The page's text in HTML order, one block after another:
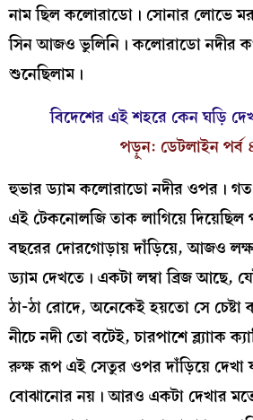
নাম ছিল কলোরাডো। সোনার লোভে
সিন আজও ভুলিনি। কলোরাডো নদীর
শুনেছিলাম।
বিদেশের এই শহরে কেন ঘড়ি
পড়ুন: ডেটলাইন
হুভার ড্যাম কলোরাডো নদীর ওপর।
এই টেকনোলজি তাক লাগিয়ে
বছরের দোরগোড়ায় দাঁড়িয়ে, আজও
ড্যাম দেখতে। একটা লম্বা ব্রিজ আছে,
ঠা-ঠা রোদে, অনেকেই হয়তো সে চেষ্টা
নীচে নদী তো বটেই, চারপাশে ব্ল্যাাক
রুক্ষ রূপ এই সেতুর ওপর দাঁড়িয়ে দেখা
বোঝানোর নয়। আরও একটা দেখার